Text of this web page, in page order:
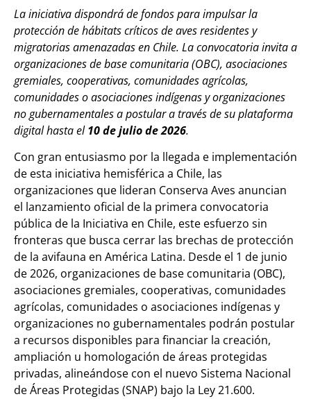
La iniciativa dispondrá de fondos para impulsar la
protección de hábitats críticos de aves residentes y
migratorias amenazadas en Chile. La convocatoria invita a
organizaciones de base comunitaria (OBC), asociaciones
gremiales, cooperativas, comunidades agrícolas,
comunidades o asociaciones indígenas y organizaciones
no gubernamentales a postular a través de su plataforma
digital hasta el10 de julio de 2026.
Con gran entusiasmo por la llegada e implementación
de esta iniciativa hemisférica a Chile, las
organizaciones que lideran Conserva Aves anuncian
el lanzamiento oficial de la primera convocatoria
pública de la Iniciativa en Chile, este esfuerzo sin
fronteras que busca cerrar las brechas de protección
de la avifauna en América Latina. Desde el 1 de junio
de 2026, organizaciones de base comunitaria (OBC),
asociaciones gremiales, cooperativas, comunidades
agrícolas, comunidades o asociaciones indígenas y
organizaciones no gubernamentales podrán postular
a recursos disponibles para financiar la creación,
ampliación u homologación de áreas protegidas
privadas, alineándose con el nuevo Sistema Nacional
de Áreas Protegidas (SNAP) bajo la Ley 21.600.